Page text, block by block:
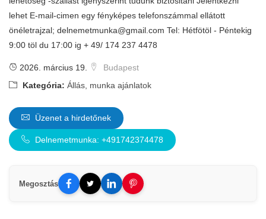
lehet E-mail-cimen egy fényképes telefonszámmal ellátott
önéletrajzal; delnemetmunka@gmail.com Tel: Hétfötöl - Péntekig
9:00 töl du 17:00 ig + 49/ 174 237 4478
2026. március 19.
Budapest
Kategória: Állás, munka ajánlatok
Üzenet a hirdetőnek
Delnemetmunka: +491742374478
Megosztás